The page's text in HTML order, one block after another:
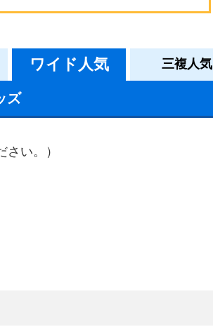
ワイド人気 三複人気
ッズ
さい。）